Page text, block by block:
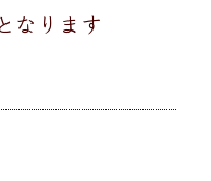
なります